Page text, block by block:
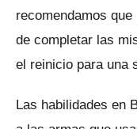
recomendamos
de completar las
el reinicio para una
Las habilidades en